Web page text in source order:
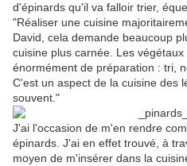
d'épinards qu'il va falloir trier,
"Réaliser une cuisine
David, cela demande beaucoup
cuisine plus carnée. Les
énormément de préparation : tri,
C'est un aspect de la cuisine des
souvent."
J'ai l'occasion de m'en rendre
épinards. J'ai en effet trouvé, à
moyen de m'insérer dans la